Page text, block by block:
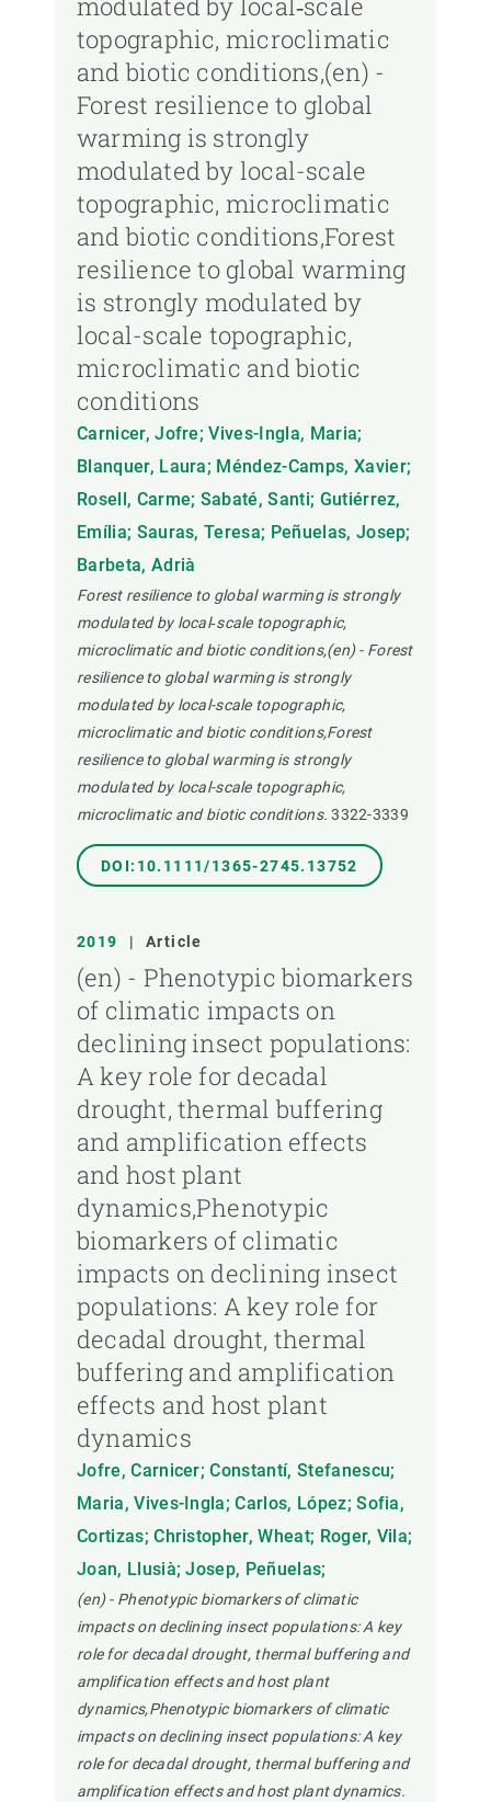
modulated by local‐scale
topographic, microclimatic
and biotic conditions,(en) -
Forest resilience to global
warming is strongly
modulated by local-scale
topographic, microclimatic
and biotic conditions,Forest
resilience to global warming
is strongly modulated by
local-scale topographic,
microclimatic and biotic
conditions
Carnicer, Jofre; Vives-Ingla, Maria;
Blanquer, Laura; Méndez-Camps, Xavier;
Rosell, Carme; Sabaté, Santi; Gutiérrez,
Emília; Sauras, Teresa; Peñuelas, Josep;
Barbeta, Adrià
Forest resilience to global warming is strongly
modulated by local‐scale topographic,
microclimatic and biotic conditions,(en) - Forest
resilience to global warming is strongly
modulated by local-scale topographic,
microclimatic and biotic conditions,Forest
resilience to global warming is strongly
modulated by local-scale topographic,
microclimatic and biotic conditions. 3322-3339
DOI:10.1111/1365-2745.13752
2019 | Article
(en) - Phenotypic biomarkers
of climatic impacts on
declining insect populations:
A key role for decadal
drought, thermal buffering
and amplification effects
and host plant
dynamics,Phenotypic
biomarkers of climatic
impacts on declining insect
populations: A key role for
decadal drought, thermal
buffering and amplification
effects and host plant
dynamics
Jofre, Carnicer; Constantí, Stefanescu;
Maria, Vives-Ingla; Carlos, López; Sofia,
Cortizas; Christopher, Wheat; Roger, Vila;
Joan, Llusià; Josep, Peñuelas;
(en) - Phenotypic biomarkers of climatic
impacts on declining insect populations: A key
role for decadal drought, thermal buffering and
amplification effects and host plant
dynamics,Phenotypic biomarkers of climatic
impacts on declining insect populations: A key
role for decadal drought, thermal buffering and
amplification effects and host plant dynamics.